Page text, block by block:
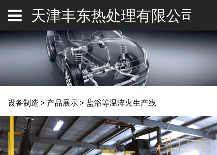
天津丰东热处理有限公司
盐浴等温淬火生产线
设备制造 > 产品展示>盐浴等温淬火生产线